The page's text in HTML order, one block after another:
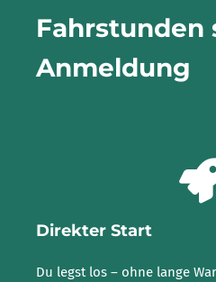
Fahrstunden
Anmeldung
Direkter Start
Du legst los – ohne lange